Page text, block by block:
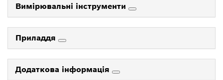
Вимірювальні інструменти
Приладдя
Додаткова інформація